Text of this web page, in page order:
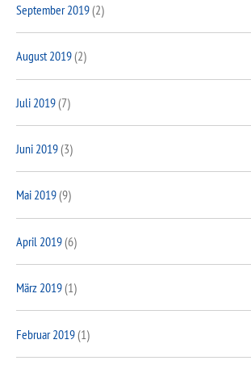
September 2019(2)
August 2019(2)
Juli 2019(7)
Juni 2019(3)
Mai 2019(9)
April 2019(6)
März 2019(1)
Februar 2019(1)